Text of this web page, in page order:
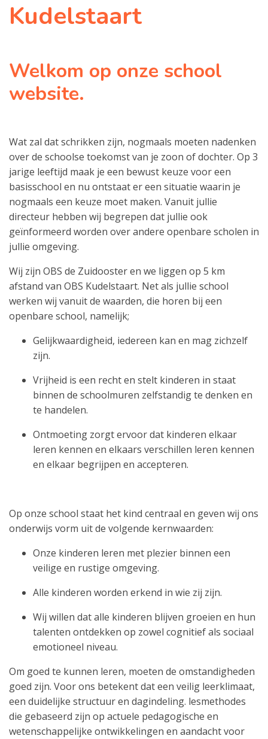
Kudelstaart
Welkom op onze school
website.
Wat zal dat schrikken zijn, nogmaals moeten nadenken
over de schoolse toekomst van je zoon of dochter. Op 3
jarige leeftijd maak je een bewust keuze voor een
basisschool en nu ontstaat er een situatie waarin je
nogmaals een keuze moet maken. Vanuit jullie
directeur hebben wij begrepen dat jullie ook
geïnformeerd worden over andere openbare scholen in
jullie omgeving.
Wij zijn OBS de Zuidooster en we liggen op 5 km
afstand van OBS Kudelstaart. Net als jullie school
werken wij vanuit de waarden, die horen bij een
openbare school, namelijk;
Gelijkwaardigheid, iedereen kan en mag zichzelf
zijn.
Vrijheid is een recht en stelt kinderen in staat
binnen de schoolmuren zelfstandig te denken en
te handelen.
Ontmoeting zorgt ervoor dat kinderen elkaar
leren kennen en elkaars verschillen leren kennen
en elkaar begrijpen en accepteren.
Op onze school staat het kind centraal en geven wij ons
onderwijs vorm uit de volgende kernwaarden:
Onze kinderen leren met plezier binnen een
veilige en rustige omgeving.
Alle kinderen worden erkend in wie zij zijn.
Wij willen dat alle kinderen blijven groeien en hun
talenten ontdekken op zowel cognitief als sociaal
emotioneel niveau.
Om goed te kunnen leren, moeten de omstandigheden
goed zijn. Voor ons betekent dat een veilig leerklimaat,
een duidelijke structuur en dagindeling. lesmethodes
die gebaseerd zijn op actuele pedagogische en
wetenschappelijke ontwikkelingen en aandacht voor